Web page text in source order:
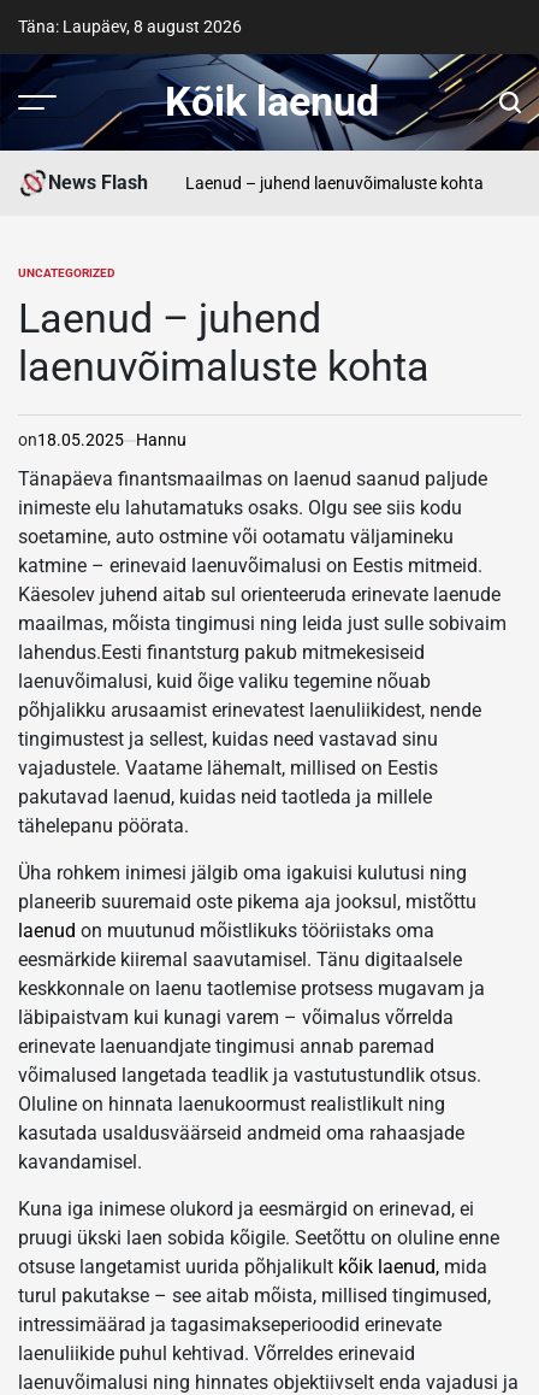
content
Täna: Laupäev, 8 august 2026
Kõik laenud
News Flash Laenud – juhend laenuvõimaluste kohta
POSTED
UNCATEGORIZED
Laenud – juhend
laenuvõimaluste kohta
on18.05.2025 Hannu
Tänapäeva finantsmaailmas on laenud saanud paljude
inimeste elu lahutamatuks osaks. Olgu see siis kodu
soetamine, auto ostmine või ootamatu väljamineku
katmine – erinevaid laenuvõimalusi on Eestis mitmeid.
Käesolev juhend aitab sul orienteeruda erinevate laenude
maailmas, mõista tingimusi ning leida just sulle sobivaim
lahendus.Eesti finantsturg pakub mitmekesiseid
laenuvõimalusi, kuid õige valiku tegemine nõuab
põhjalikku arusaamist erinevatest laenuliikidest, nende
tingimustest ja sellest, kuidas need vastavad sinu
vajadustele. Vaatame lähemalt, millised on Eestis
pakutavad laenud, kuidas neid taotleda ja millele
tähelepanu pöörata.
Üha rohkem inimesi jälgib oma igakuisi kulutusi ning
planeerib suuremaid oste pikema aja jooksul, mistõttu
laenud on muutunud mõistlikuks tööriistaks oma
eesmärkide kiiremal saavutamisel. Tänu digitaalsele
keskkonnale on laenu taotlemise protsess mugavam ja
läbipaistvam kui kunagi varem – võimalus võrrelda
erinevate laenuandjate tingimusi annab paremad
võimalused langetada teadlik ja vastutustundlik otsus.
Oluline on hinnata laenukoormust realistlikult ning
kasutada usaldusväärseid andmeid oma rahaasjade
kavandamisel.
Kuna iga inimese olukord ja eesmärgid on erinevad, ei
pruugi ükski laen sobida kõigile. Seetõttu on oluline enne
otsuse langetamist uurida põhjalikult kõik laenud, mida
turul pakutakse – see aitab mõista, millised tingimused,
intressimäärad ja tagasimakseperioodid erinevate
laenuliikide puhul kehtivad. Võrreldes erinevaid
laenuvõimalusi ning hinnates objektiivselt enda vajadusi ja